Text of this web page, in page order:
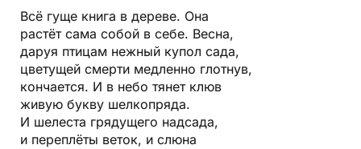
Всё гуще книга в дереве. Она
растёт сама собой в себе. Весна,
даруя птицам нежный купол сада,
цветущей смерти медленно глотнув,
кончается. И в небо тянет клюв
живую букву шелкопряда.
И шелеста грядущего надсада,
и переплёты веток, и слюна